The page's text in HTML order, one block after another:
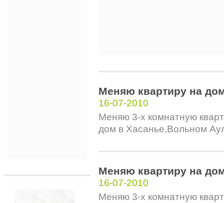
Меняю квартиру на
16-07-2010
Меняю 3-х комнатную
дом в Хасанье,Вольном
Меняю квартиру на
16-07-2010
Меняю 3-х комнатную